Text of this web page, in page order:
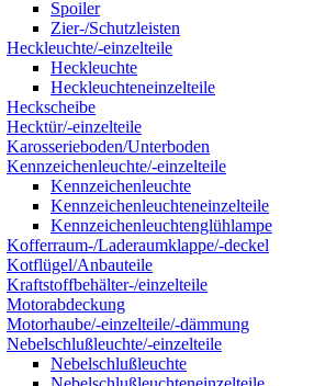
Spoiler
Zier-/Schutzleisten
Heckleuchte/-einzelteile
Heckleuchte
Heckleuchteneinzelteile
Heckscheibe
Hecktür/-einzelteile
Karosserieboden/Unterboden
Kennzeichenleuchte/-einzelteile
Kennzeichenleuchte
Kennzeichenleuchteneinzelteile
Kennzeichenleuchtenglühlampe
Kofferraum-/Laderaumklappe/-deckel
Kotflügel/Anbauteile
Kraftstoffbehälter-/einzelteile
Motorabdeckung
Motorhaube/-einzelteile/-dämmung
Nebelschlußleuchte/-einzelteile
Nebelschlußleuchte